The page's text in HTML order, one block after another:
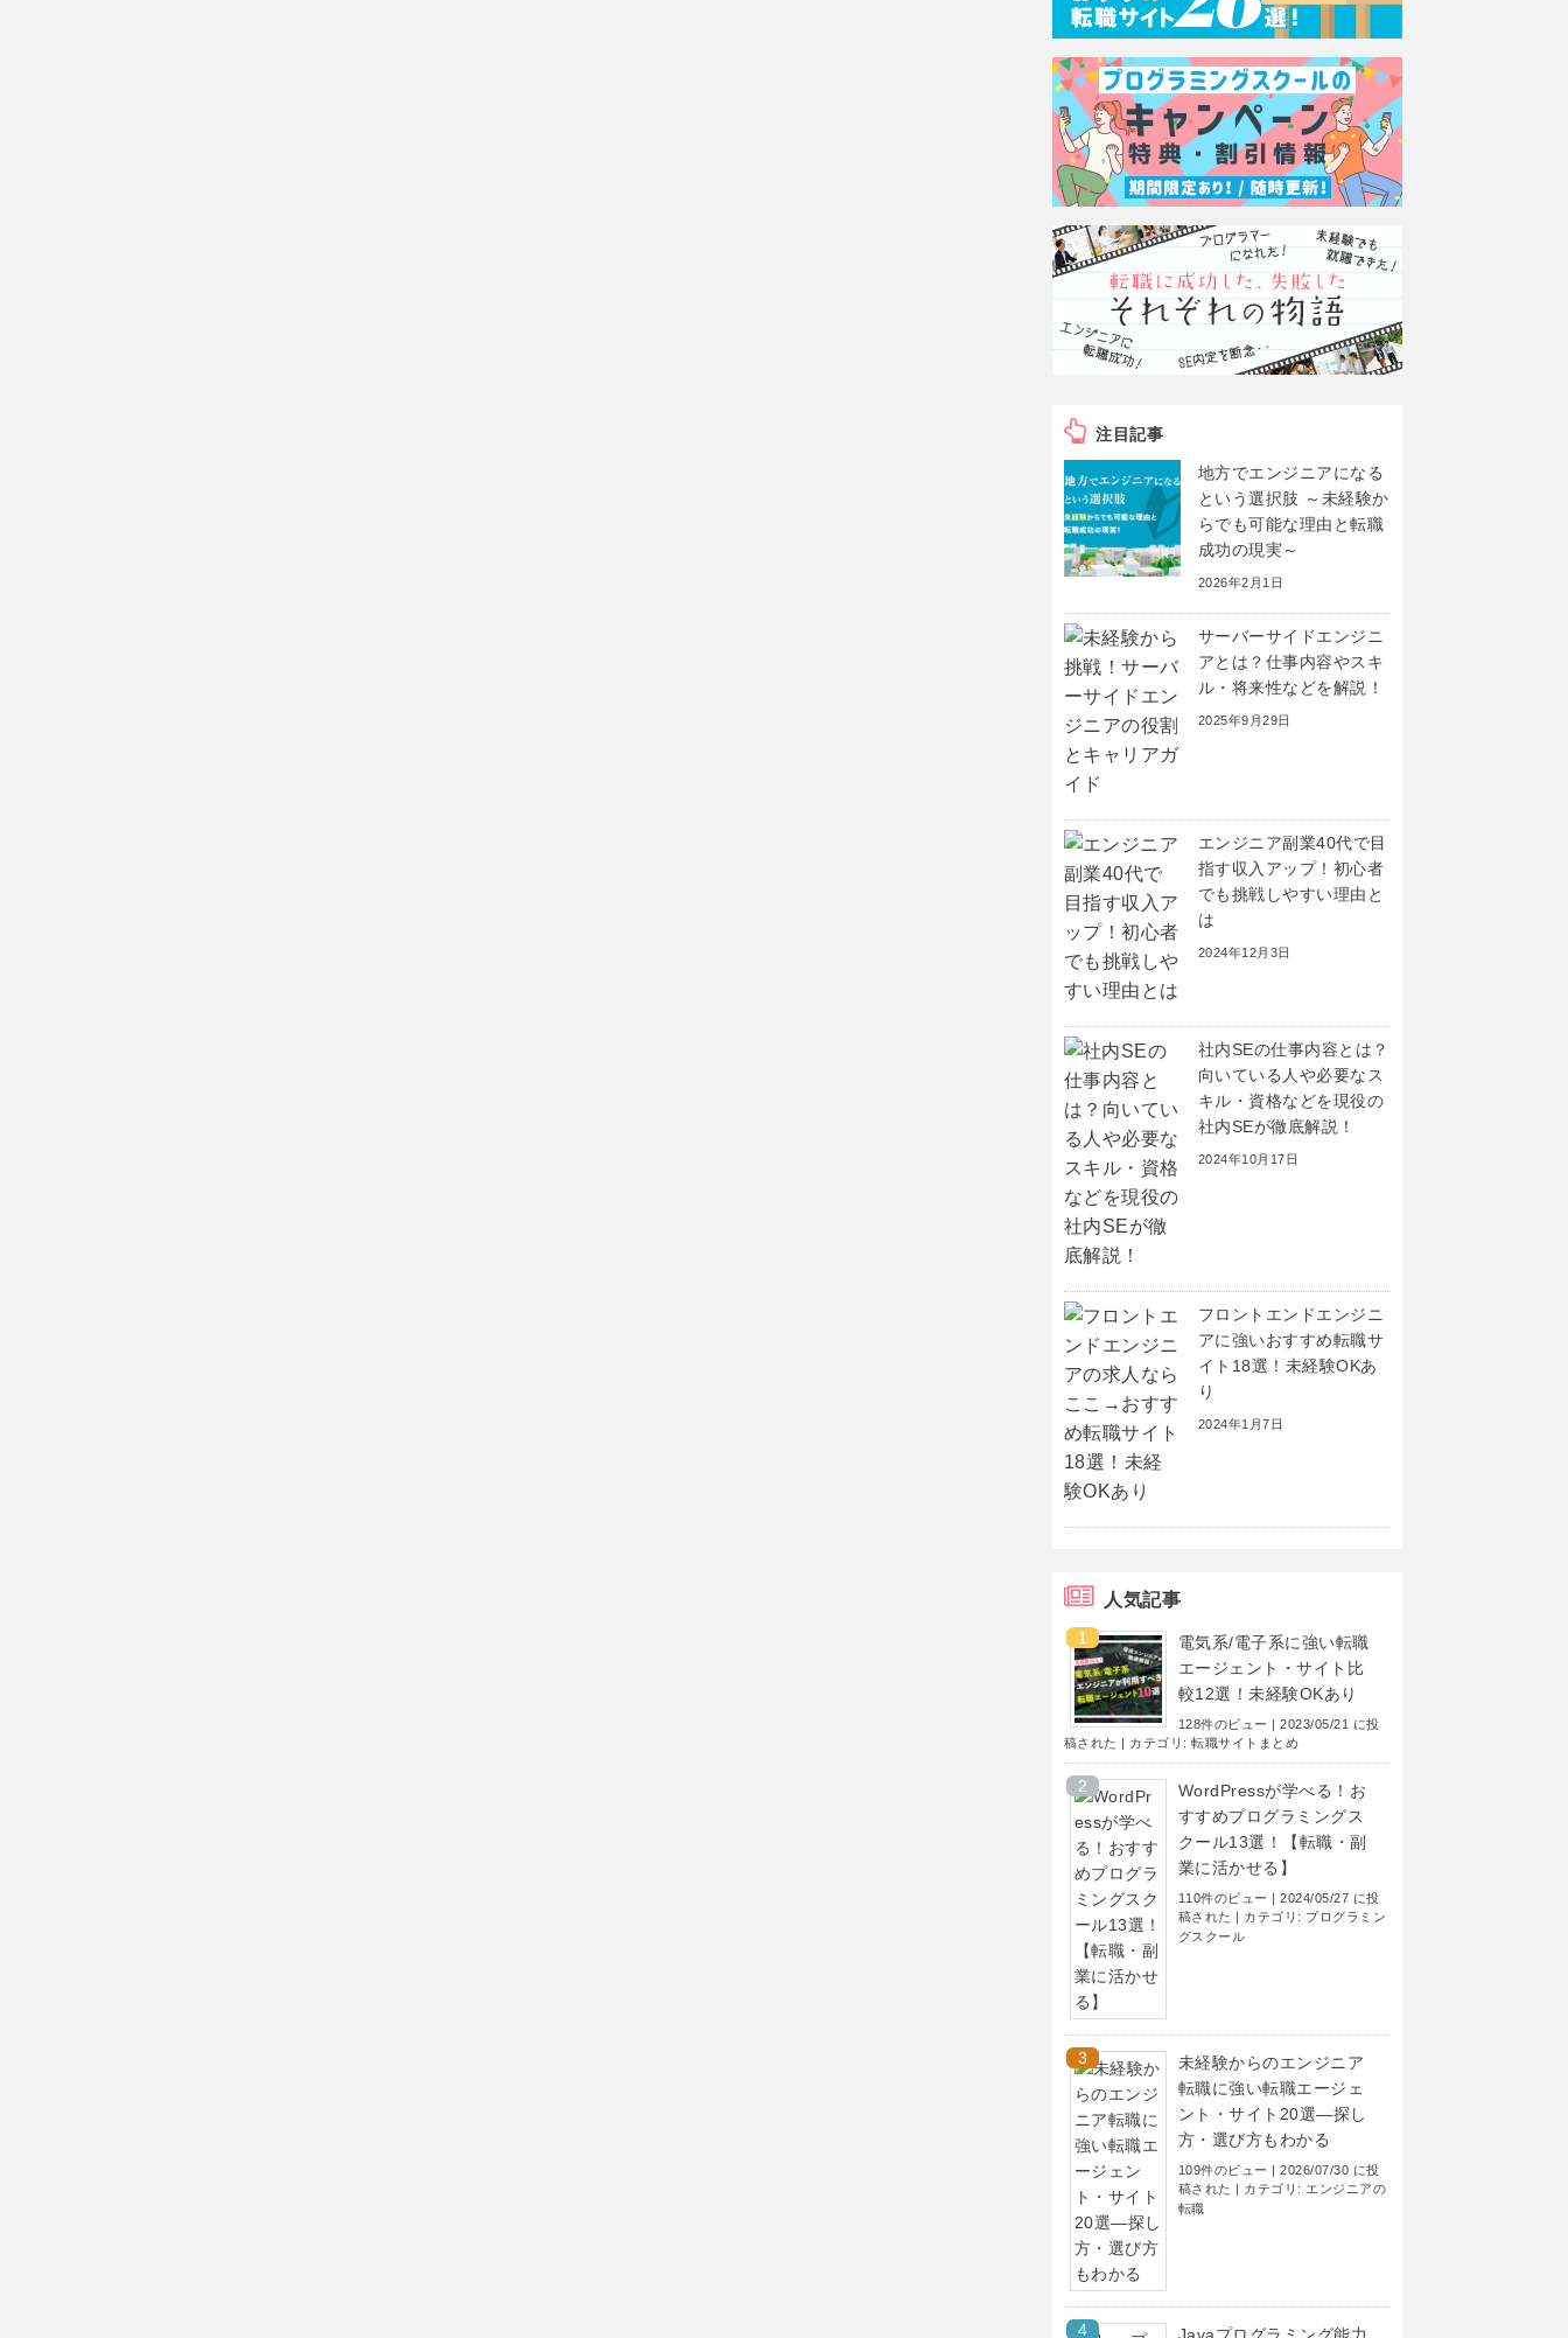
注目記事
地方でエンジニアになる
という選択肢 ～未経験か
らでも可能な理由と転職
成功の現実～
2026年2月1日
サーバーサイドエンジニ
アとは？仕事内容やスキ
ル・将来性などを解説！
2025年9月29日
エンジニア副業40代で目
指す収入アップ！初心者
でも挑戦しやすい理由と
は
2024年12月3日
社内SEの仕事内容とは？
向いている人や必要なス
キル・資格などを現役の
社内SEが徹底解説！
2024年10月17日
フロントエンドエンジニ
アに強いおすすめ転職サ
イト18選！未経験OKあ
り
2024年1月7日
人気記事
電気系/電子系に強い転職
エージェント・サイト比
較12選！未経験OKあり
128件のビュー |2023/05/21 に投
稿された | カテゴリ:転職サイトまとめ
WordPressが学べる！お
すすめプログラミングス
クール13選！【転職・副
業に活かせる】
110件のビュー |2024/05/27 に投
稿された | カテゴリ: プログラミン
グスクール
未経験からのエンジニア
転職に強い転職エージェ
ント・サイト20選―探し
方・選び方もわかる
109件のビュー |2026/07/30 に投
稿された | カテゴリ: エンジニアの
転職
Javaプログラミング能力